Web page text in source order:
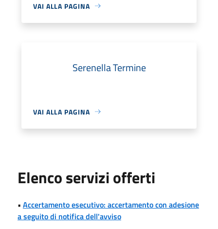
VAI ALLA PAGINA
Serenella Termine
VAI ALLA PAGINA
Elenco servizi offerti
• Accertamento esecutivo: accertamento con adesione
a seguito di notifica dell'avviso